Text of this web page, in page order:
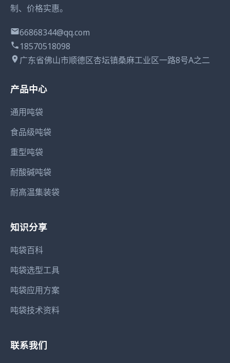
制、价格实惠。
66868344@qq.com
18570518098
广东省佛山市顺德区杏坛镇桑麻工业区一路8号A之二
产品中心
通用吨袋
食品级吨袋
重型吨袋
耐酸碱吨袋
耐高温集装袋
知识分享
吨袋百科
吨袋选型工具
吨袋应用方案
吨袋技术资料
联系我们